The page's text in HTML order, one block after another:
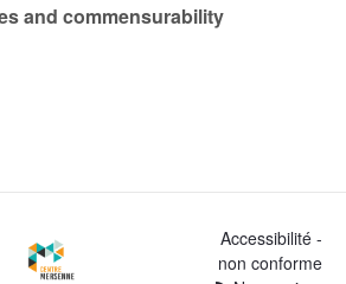
and commensurability
Accessibilité -
non conforme